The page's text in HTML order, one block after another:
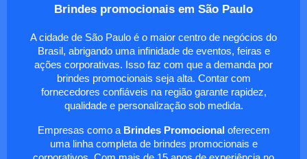
Brindes promocionais em São Paulo
A cidade de São Paulo é o maior centro de negócios do
Brasil, abrigando uma infinidade de eventos, feiras e
ações corporativas. Isso faz com que a demanda por
brindes promocionais seja alta. Contar com
fornecedores confiáveis na região garante rapidez,
qualidade e personalização sob medida.
Empresas como a Brindes Promocional oferecem
uma linha completa de brindes promocionais e